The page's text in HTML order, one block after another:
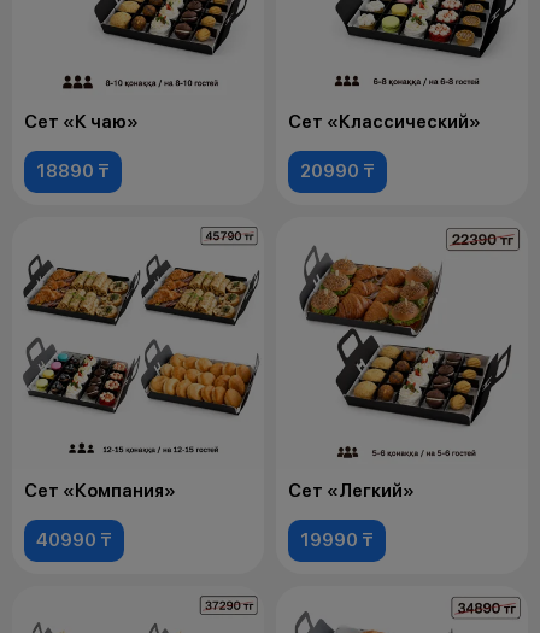
Сет «К чаю»
18890 ₸
Сет «Классический»
20990 ₸
Сет «Компания»
40990 ₸
Сет «Легкий»
19990 ₸